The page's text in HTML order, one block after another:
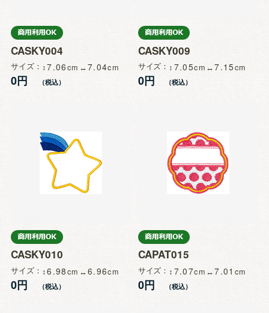
CASKY004
サイズ 7.06 7.04
0円
CASKY009
サイズ 7.05 7.15
0円
CASKY010
サイズ 6.98 6.96
0円
CAPAT015
サイズ 7.07 7.01
0円